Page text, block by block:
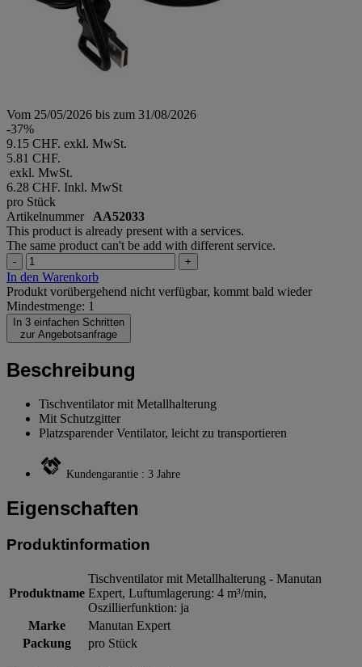
Vom 25/05/2026 bis zum 31/08/2026
-37%
9.15 CHF. exkl. MwSt.
5.81 CHF.
exkl. MwSt.
6.28 CHF. Inkl. MwSt
pro Stück
Artikelnummer AA52033
This product is already present with a services.
The same product can't be add with different service.
- +
In den Warenkorb
Produkt vorübergehend nicht verfügbar, kommt bald wieder
Mindestmenge: 1
In 3 einfachen Schritten
zur Angebotsanfrage
Beschreibung
Tischventilator mit Metallhalterung
Mit Schutzgitter
Platzsparender Ventilator, leicht zu transportieren
Kundengarantie : 3 Jahre
Eigenschaften
Produktinformation
Produktname
Tischventilator mit Metallhalterung - Manutan
Expert, Luftumlagerung: 4 m³/min,
Oszillierfunktion: ja
Marke
Manutan Expert
Packung
pro Stück